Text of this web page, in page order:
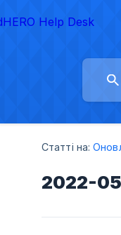
Статті на:
2022-